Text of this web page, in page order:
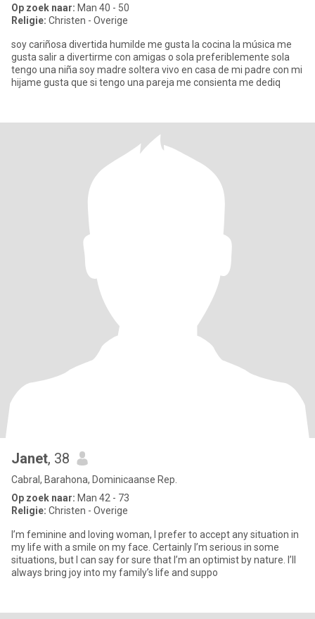
Op zoek naar: Man 40 - 50
Religie: Christen - Overige
soy cariñosa divertida humilde me gusta la cocina la música me
gusta salir a divertirme con amigas o sola preferiblemente sola
tengo una niña soy madre soltera vivo en casa de mi padre con mi
hijame gusta que si tengo una pareja me consienta me dediq
Janet, 38
Cabral, Barahona, Dominicaanse Rep.
Op zoek naar: Man 42 - 73
Religie: Christen - Overige
I’m feminine and loving woman, I prefer to accept any situation in
my life with a smile on my face. Certainly I’m serious in some
situations, but I can say for sure that I’m an optimist by nature. I’ll
always bring joy into my family’s life and suppo